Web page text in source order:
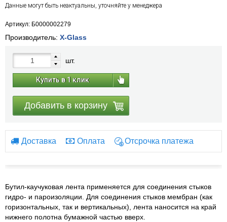
Данные могут быть неактуальны, уточняйте у менеджера
Артикул: Б0000002279
Производитель: X-Glass
шт.
Купить в 1 клик
Добавить в корзину
Доставка Оплата Отсрочка платежа
Бутил-каучуковая лента применяется для соединения стыков
гидро- и пароизоляции. Для соединения стыков мембран (как
горизонтальных, так и вертикальных), лента наносится на край
нижнего полотна бумажной частью вверх.